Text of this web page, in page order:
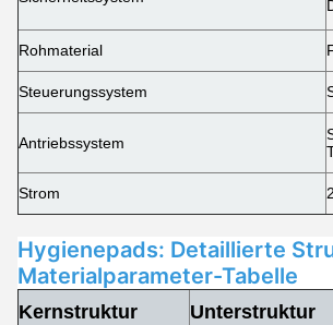
Rohmaterial
Steuerungssystem
Antriebssystem
Strom
Hygienepads: Detaillierte
Materialparameter-Tabelle
Kernstruktur Unterstruktur